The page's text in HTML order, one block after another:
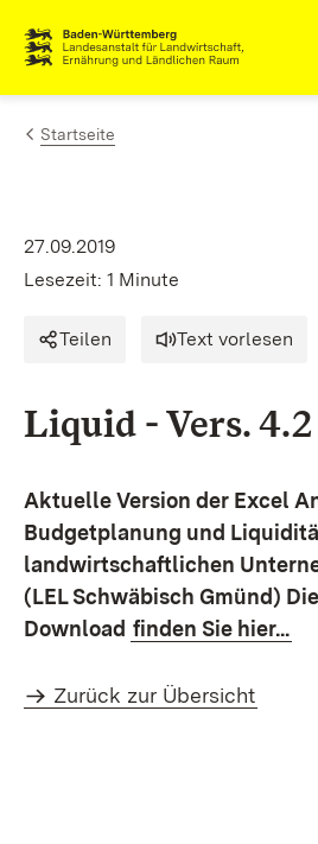
Zum Inhalt springen
Link zur Startseite
Startseite
27.09.2019
Lesezeit: 1 Minute
Teilen Text vorlesen
Liquid - Vers. 4.2
Aktuelle Version der Excel
Budgetplanung und
landwirtschaftlichen
(LEL Schwäbisch Gmünd)
Download finden Sie hier...
Zurück zur Übersicht